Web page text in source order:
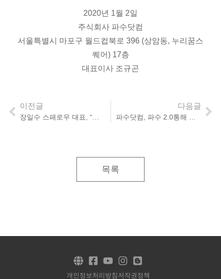
2020년 1월 2일
주식회사 파수닷컴
서울특별시 마포구 월드컵북로 396 (상암동, 누리꿈스
퀘어) 17층
대표이사 조규곤
이전글 다음글
목록
개인정보처리방침 저작권정책